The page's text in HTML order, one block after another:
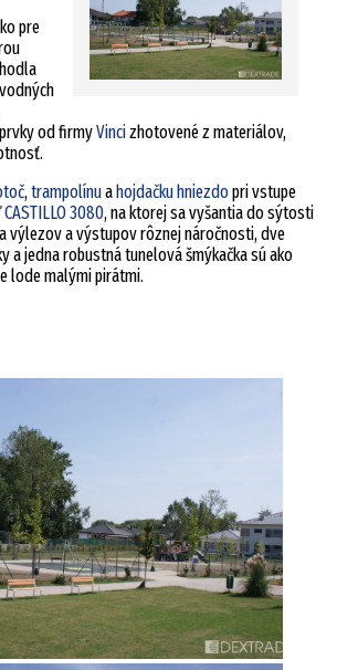
pre
od firmyVincizhotovené z materiálov,
,trampolínuahojdačku hniezdopri vstupe
CASTILLO 3080, na ktorej sa vyšantia do sýtosti
výlezov a výstupov rôznej náročnosti, dve
a jedna robustná tunelová šmýkačka sú ako
lode malými pirátmi.